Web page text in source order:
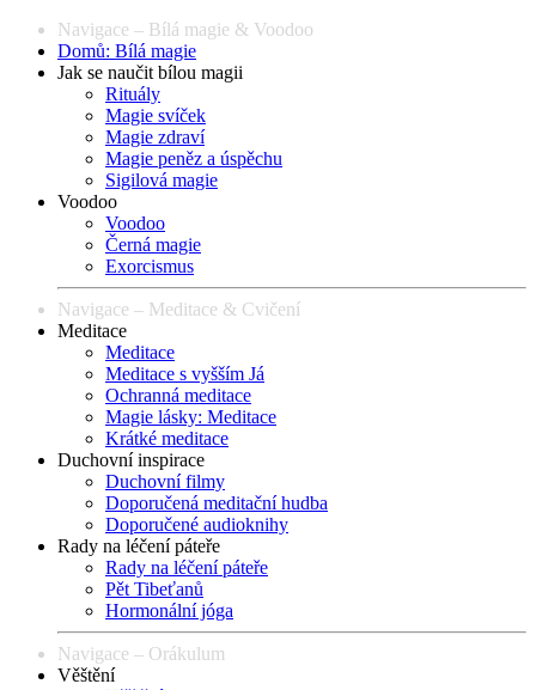
Navigace – Bílá magie & Voodoo
Domů: Bílá magie
Jak se naučit bílou magii
Rituály
Magie svíček
Magie zdraví
Magie peněz a úspěchu
Sigilová magie
Voodoo
Voodoo
Černá magie
Exorcismus
Navigace – Meditace & Cvičení
Meditace
Meditace
Meditace s vyšším Já
Ochranná meditace
Magie lásky: Meditace
Krátké meditace
Duchovní inspirace
Duchovní filmy
Doporučená meditační hudba
Doporučené audioknihy
Rady na léčení páteře
Rady na léčení páteře
Pět Tibeťanů
Hormonální jóga
Navigace – Orákulum
Věštění